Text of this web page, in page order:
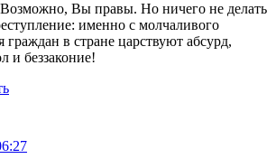
Вы правы. Но ничего не делать
именно с молчаливого
граждан в стране царствуют абсурд,
и беззаконие!